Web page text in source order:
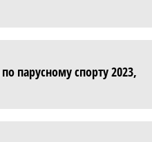
парусному спорту 2023,